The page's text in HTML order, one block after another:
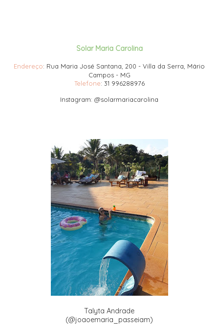
Solar Maria Carolina
Endereço: Rua Maria José Santana, 200 - Villa da Serra, Mário
Campos - MG
Telefone: 31 996288976
Instagram: @solarmariacarolina
Talyta Andrade
(@joaoemaria_passeiam)